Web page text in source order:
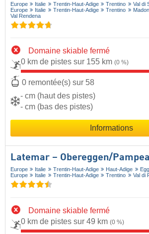
Europe Italie Trentin-Haut-Adige Trentino
Val di
Europe
Italie Trentin-Haut-Adige Trentino
Val Rendena
Domaine skiable fermé
0 km de pistes sur 155 km (0 %)
0 remontée(s) sur 58
- cm (haut des pistes)
- cm (bas des pistes)
Informations
Latemar – Obereggen/​
Europe Italie Trentin-Haut-Adige Haut-Adige
Europe
Italie Trentin-Haut-Adige Trentino Val di
Domaine skiable fermé
0 km de pistes sur 49 km (0 %)